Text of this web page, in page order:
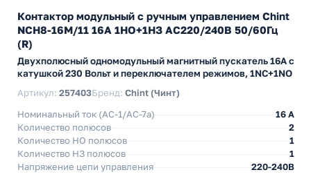
Контактор модульный с ручным управлением Chint
NCH8-16M/11 16А 1НО+1НЗ АС220/240В 50/60Гц
(R)
Двухполюсный одномодульный магнитный пускатель 16А с
катушкой 230 Вольт и переключателем режимов, 1NC+1NO
Артикул: 257403Бренд: Chint (Чинт)
Номинальный ток (АС-1/AC-7a)
16 A
Количество полюсов
2
Количество НO полюсов
1
Количество НЗ полюсов
1
Напряжение цепи управления
220-240В